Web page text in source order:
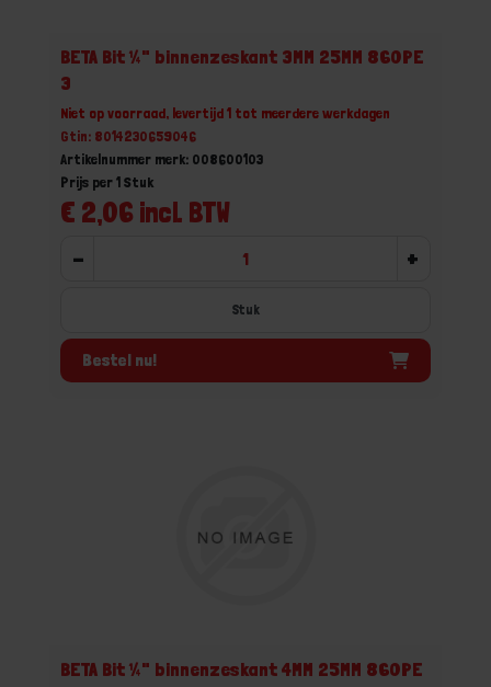
BETA Bit ¼" binnenzeskant 3MM 25MM 860PE
3
Niet op voorraad, levertijd 1 tot meerdere werkdagen
Gtin: 8014230659046
Artikelnummer merk: 008600103
€ 2,06 incl. BTW
Prijs per 1 Stuk
- +
Stuk
Bestel nu!
BETA Bit ¼" binnenzeskant 4MM 25MM 860PE